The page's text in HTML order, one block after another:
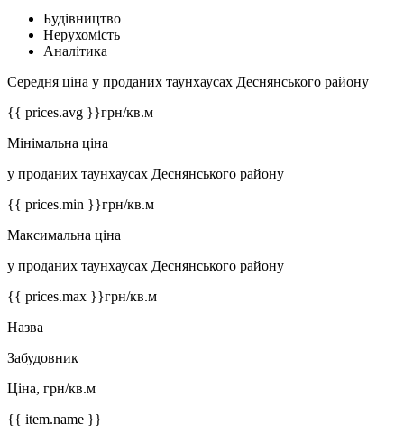
Будівництво
Нерухомість
Аналітика
Середня ціна у проданих таунхаусах Деснянського району
{{ prices.avg }}грн/кв.м
Мінімальна ціна
у проданих таунхаусах Деснянського району
{{ prices.min }}грн/кв.м
Максимальна ціна
у проданих таунхаусах Деснянського району
{{ prices.max }}грн/кв.м
Назва
Забудовник
Ціна, грн/кв.м
{{ item.name }}